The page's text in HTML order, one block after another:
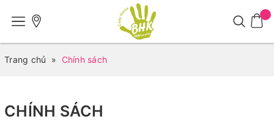
Trang chủ » Chính sách
CHÍNH SÁCH